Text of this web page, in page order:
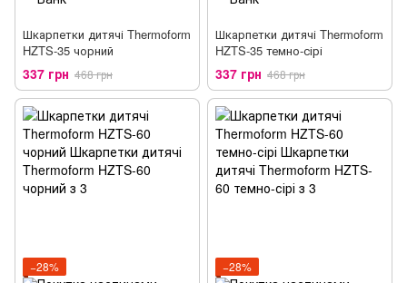
Шкарпетки дитячі Thermoform
HZTS-35 чорний
337 грн 468 грн
Шкарпетки дитячі Thermoform
HZTS-35 темно-сірі
337 грн 468 грн
−28% −28%